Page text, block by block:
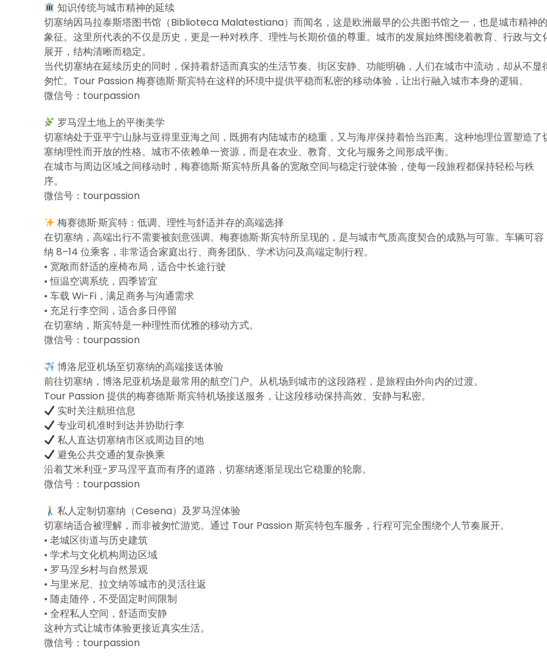
知识传统与城市精神的延续
切塞纳因马拉泰斯塔图书馆（Biblioteca Malatestiana）而闻名，这是欧洲最早的公共图书馆之一，也是城市精神的
象征。这里所代表的不仅是历史，更是一种对秩序、理性与长期价值的尊重。城市的发展始终围绕着教育、行政与文
展开，结构清晰而稳定。
当代切塞纳在延续历史的同时，保持着舒适而真实的生活节奏。街区安静、功能明确，人们在城市中流动，却从不显
匆忙。Tour Passion 梅赛德斯·斯宾特在这样的环境中提供平稳而私密的移动体验，让出行融入城市本身的逻辑。
微信号：tourpassion
罗马涅土地上的平衡美学
切塞纳处于亚平宁山脉与亚得里亚海之间，既拥有内陆城市的稳重，又与海岸保持着恰当距离。这种地理位置塑造了
塞纳理性而开放的性格。城市不依赖单一资源，而是在农业、教育、文化与服务之间形成平衡。
在城市与周边区域之间移动时，梅赛德斯·斯宾特所具备的宽敞空间与稳定行驶体验，使每一段旅程都保持轻松与秩
序。
微信号：tourpassion
梅赛德斯·斯宾特：低调、理性与舒适并存的高端选择
在切塞纳，高端出行不需要被刻意强调。梅赛德斯·斯宾特所呈现的，是与城市气质高度契合的成熟与可靠。车辆可容
纳 8–14 位乘客，非常适合家庭出行、商务团队、学术访问及高端定制行程。
• 宽敞而舒适的座椅布局，适合中长途行驶
• 恒温空调系统，四季皆宜
• 车载 Wi-Fi，满足商务与沟通需求
• 充足行李空间，适合多日停留
在切塞纳，斯宾特是一种理性而优雅的移动方式。
微信号：tourpassion
博洛尼亚机场至切塞纳的高端接送体验
前往切塞纳，博洛尼亚机场是最常用的航空门户。从机场到城市的这段路程，是旅程由外向内的过渡。
Tour Passion 提供的梅赛德斯·斯宾特机场接送服务，让这段移动保持高效、安静与私密。
实时关注航班信息
专业司机准时到达并协助行李
私人直达切塞纳市区或周边目的地
避免公共交通的复杂换乘
沿着艾米利亚-罗马涅平直而有序的道路，切塞纳逐渐呈现出它稳重的轮廓。
微信号：tourpassion
私人定制切塞纳（Cesena）及罗马涅体验
切塞纳适合被理解，而非被匆忙游览。通过 Tour Passion 斯宾特包车服务，行程可完全围绕个人节奏展开。
• 老城区街道与历史建筑
• 学术与文化机构周边区域
• 罗马涅乡村与自然景观
• 与里米尼、拉文纳等城市的灵活往返
• 随走随停，不受固定时间限制
• 全程私人空间，舒适而安静
这种方式让城市体验更接近真实生活。
微信号：tourpassion